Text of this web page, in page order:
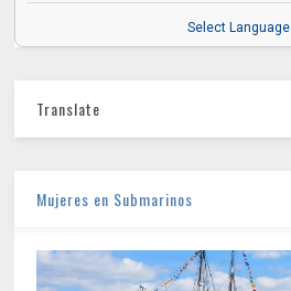
Select Language
Translate
Mujeres en Submarinos